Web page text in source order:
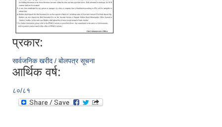
प्रकार:
सार्वजनिक खरीद / बोलपत्र सूचना
आर्थिक वर्ष:
८०/८१